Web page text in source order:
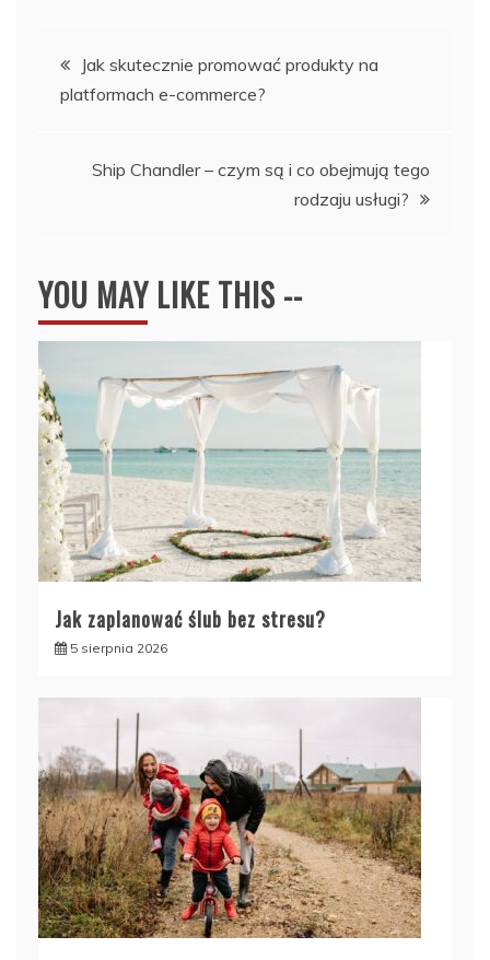
Nawigacja
wpisu
Jak skutecznie promować produkty na
platformach e-commerce?
Ship Chandler – czym są i co obejmują tego
rodzaju usługi?
YOU MAY LIKE THIS --
Jak zaplanować ślub bez stresu?
5 sierpnia 2026